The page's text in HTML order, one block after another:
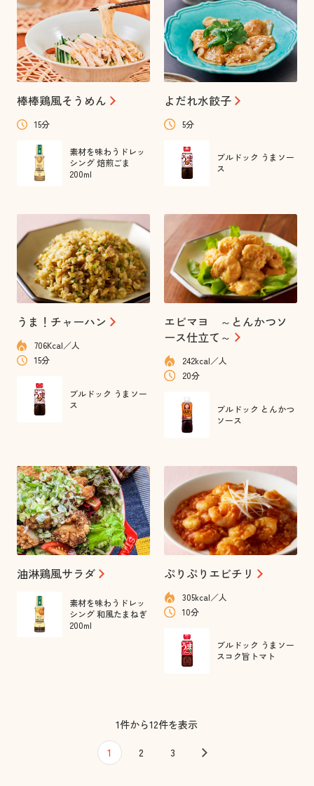
棒棒鶏風そうめん
15分
素材を味わうドレッ
シング 焙煎ごま
200ml
よだれ水餃子
5分
ブルドック うまソー
ス
うま！チャーハン
706Kcal／人
15分
ブルドック うまソー
ス
エビマヨ ～とんかつソ
ース仕立て～
242kcal／人
20分
ブルドック とんかつ
ソース
油淋鶏風サラダ
素材を味わうドレッ
シング 和風たまねぎ
200ml
ぷりぷりエビチリ
305kcal／人
10分
ブルドック うまソー
スコク旨トマト
1件から12件を表示
1
2 3